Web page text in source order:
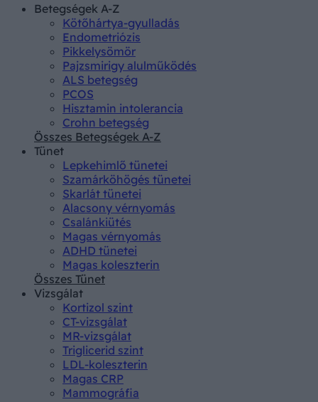
Betegségek A-Z
Kötőhártya-gyulladás
Endometriózis
Pikkelysömör
Pajzsmirigy alulműködés
ALS betegség
PCOS
Hisztamin intolerancia
Crohn betegség
Összes Betegségek A-Z
Tünet
Lepkehimlő tünetei
Szamárköhögés tünetei
Skarlát tünetei
Alacsony vérnyomás
Csalánkiütés
Magas vérnyomás
ADHD tünetei
Magas koleszterin
Összes Tünet
Vizsgálat
Kortizol szint
CT-vizsgálat
MR-vizsgálat
Triglicerid szint
LDL-koleszterin
Magas CRP
Mammográfia